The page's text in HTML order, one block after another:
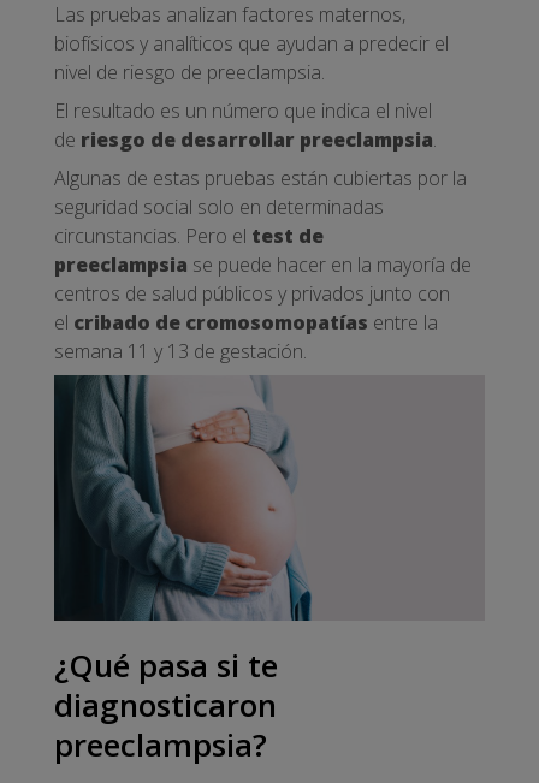
Las pruebas analizan factores maternos,
biofísicos y analíticos que ayudan a predecir el
nivel de riesgo de preeclampsia.
El resultado es un número que indica el nivel
de riesgo de desarrollar preeclampsia.
Algunas de estas pruebas están cubiertas por la
seguridad social solo en determinadas
circunstancias. Pero el test de
preeclampsia se puede hacer en la mayoría de
centros de salud públicos y privados junto con
el cribado de cromosomopatías entre la
semana 11 y 13 de gestación.
¿Qué pasa si te
diagnosticaron
preeclampsia?